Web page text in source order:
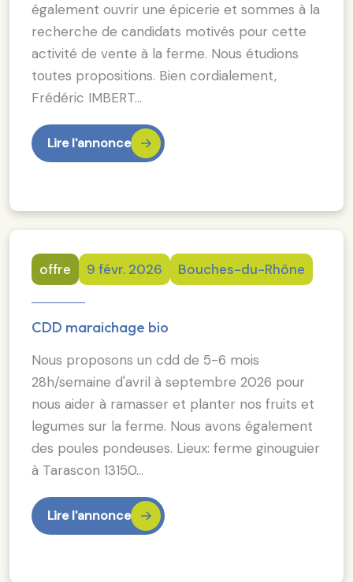
également ouvrir une épicerie et sommes à la
recherche de candidats motivés pour cette
activité de vente à la ferme. Nous étudions
toutes propositions. Bien cordialement,
Frédéric IMBERT…
Lire l'annonce
offre 9 févr. 2026 Bouches-du-Rhône
CDD maraichage bio
Nous proposons un cdd de 5-6 mois
28h/semaine d'avril à septembre 2026 pour
nous aider à ramasser et planter nos fruits et
legumes sur la ferme. Nous avons également
des poules pondeuses. Lieux: ferme ginouguier
à Tarascon 13150…
Lire l'annonce